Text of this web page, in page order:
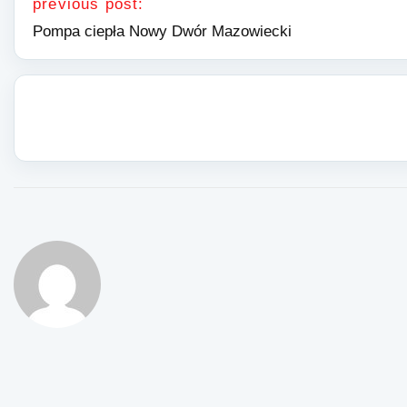
previous post:
Pompa ciepła Nowy Dwór Mazowiecki